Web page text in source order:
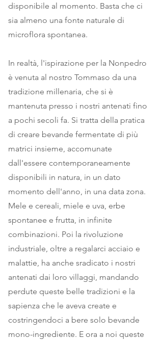
disponibile al momento. Basta che ci
sia almeno una fonte naturale di
microflora spontanea.
In realtà, l'ispirazione per la Nonpedro
è venuta al nostro Tommaso da una
tradizione millenaria, che si è
mantenuta presso i nostri antenati fino
a pochi secoli fa. Si tratta della pratica
di creare bevande fermentate di più
matrici insieme, accomunate
dall'essere contemporaneamente
disponibili in natura, in un dato
momento dell'anno, in una data zona.
Mele e cereali, miele e uva, erbe
spontanee e frutta, in infinite
combinazioni. Poi la rivoluzione
industriale, oltre a regalarci acciaio e
malattie, ha anche sradicato i nostri
antenati dai loro villaggi, mandando
perdute queste belle tradizioni e la
sapienza che le aveva create e
costringendoci a bere solo bevande
mono-ingrediente. E ora a noi queste